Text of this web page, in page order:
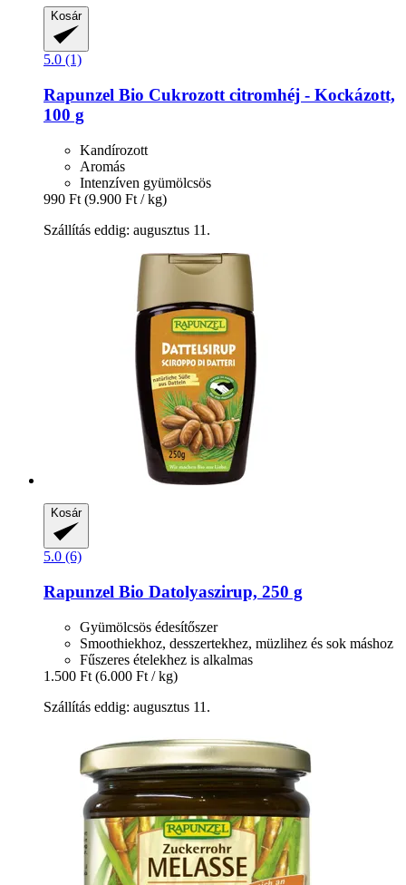
Kosár
5.0 (1)
Rapunzel Bio Cukrozott citromhéj -​ Kockázott,
100 g
Kandírozott
Aromás
Intenzíven gyümölcsös
990 Ft (9.900 Ft / kg)
Szállítás eddig: augusztus 11.
Kosár
5.0 (6)
Rapunzel Bio Datolyaszirup, 250 g
Gyümölcsös édesítőszer
Smoothiekhoz, desszertekhez, müzlihez és sok máshoz
Fűszeres ételekhez is alkalmas
1.500 Ft (6.000 Ft / kg)
Szállítás eddig: augusztus 11.